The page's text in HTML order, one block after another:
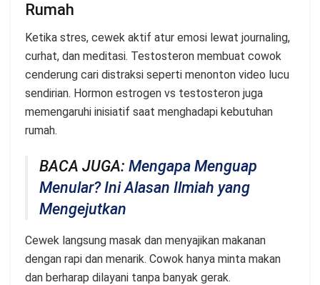
Rumah
Ketika stres, cewek aktif atur emosi lewat journaling,
curhat, dan meditasi. Testosteron membuat cowok
cenderung cari distraksi seperti menonton video lucu
sendirian. Hormon estrogen vs testosteron juga
memengaruhi inisiatif saat menghadapi kebutuhan
rumah.
BACA JUGA: Mengapa Menguap
Menular? Ini Alasan Ilmiah yang
Mengejutkan
Cewek langsung masak dan menyajikan makanan
dengan rapi dan menarik. Cowok hanya minta makan
dan berharap dilayani tanpa banyak gerak.